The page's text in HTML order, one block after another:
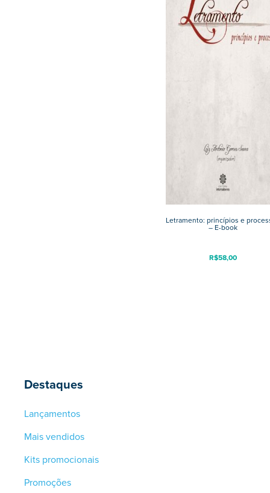
Destaques
Lançamentos
Mais vendidos
Kits promocionais
Promoções
Letramento: princípios e
– E-book
R$58,00